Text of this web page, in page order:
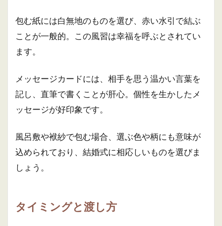
包む紙には白無地のものを選び、赤い水引で結ぶ
ことが一般的。この風習は幸福を呼ぶとされてい
ます。
メッセージカードには、相手を思う温かい言葉を
記し、直筆で書くことが肝心。個性を生かしたメ
ッセージが好印象です。
風呂敷や袱紗で包む場合、選ぶ色や柄にも意味が
込められており、結婚式に相応しいものを選びま
しょう。
タイミングと渡し方